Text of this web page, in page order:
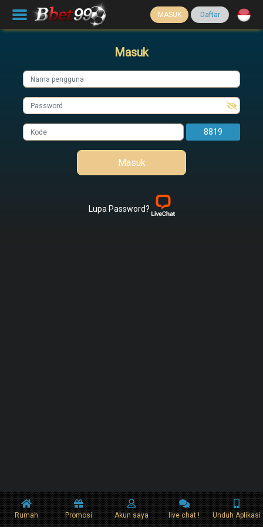
MASUK Daftar
Masuk
8819
Masuk
Lupa Password?
Rumah Promosi Akun saya live chat ! Unduh Aplikasi